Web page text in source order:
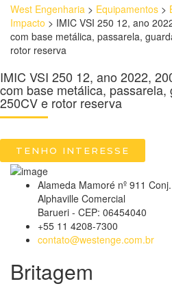
West Engenharia > Equipamentos >
Impacto > IMIC VSI 250 12, ano
com base metálica, passarela,
rotor reserva
IMIC VSI 250 12, ano 2022,
com base metálica,
250CV e rotor reserva
TENHO INTERESSE
Alameda Mamoré nº 911
Alphaville Comercial
Barueri - CEP: 06454040
+55 11 4208-7300
contato@westenge.com.br
Britagem